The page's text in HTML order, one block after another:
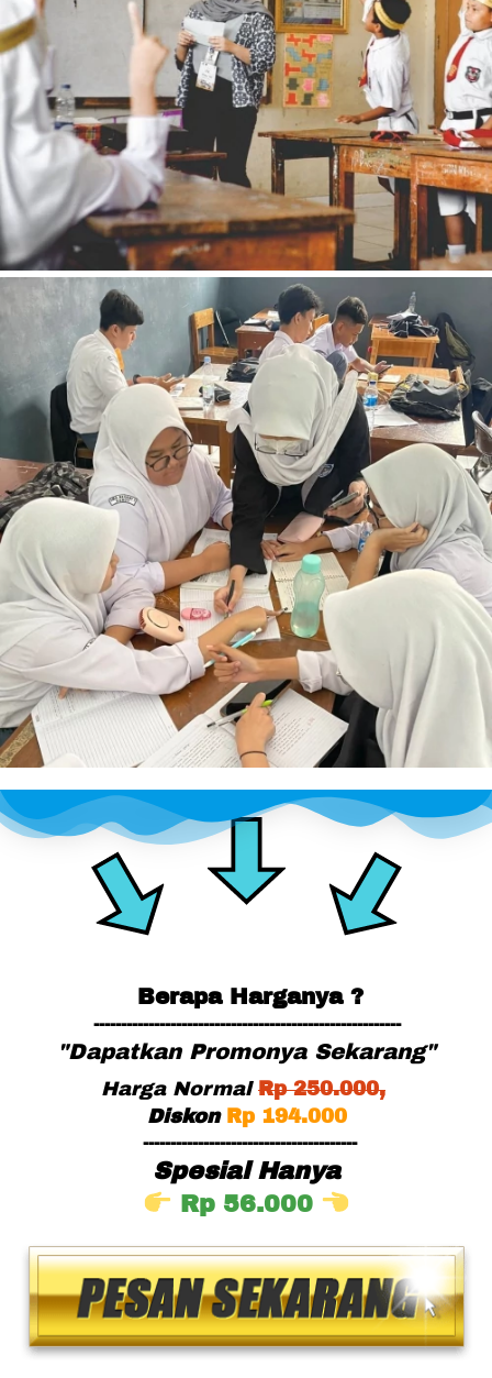
Berapa Harganya ?
--------------------------------------------------------
"Dapatkan Promonya Sekarang"
Harga Normal Rp 250.000,
Diskon Rp 194.000
---------------------------------------
Spesial Hanya
Rp 56.000